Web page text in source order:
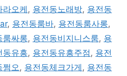
라오케 , 용전동노래방, 용전동
, 용전동룸바, 용전동룸사롱,
룸싸롱, 용전동비지니스룸, 용
동유흥, 용전동유흥주점 , 용전
쩜오 , 용전동체크가게 , 용전동